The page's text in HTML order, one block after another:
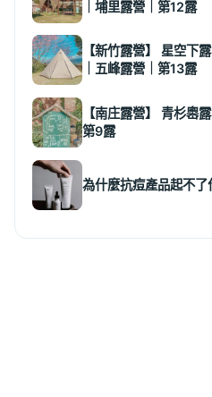
｜埔里露營｜第12露
【新竹露營】 星空下
｜五峰露營｜第13露
【南庄露營】 青杉嶴
第9露
為什麼抗痘產品起不了